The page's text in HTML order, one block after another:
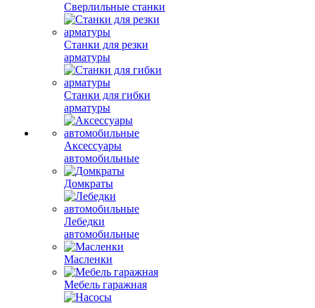
Сверлильные станки
Станки для резки
арматуры
Станки для гибки
арматуры
Аксессуары
автомобильные
Домкраты
Лебедки
автомобильные
Масленки
Мебель гаражная